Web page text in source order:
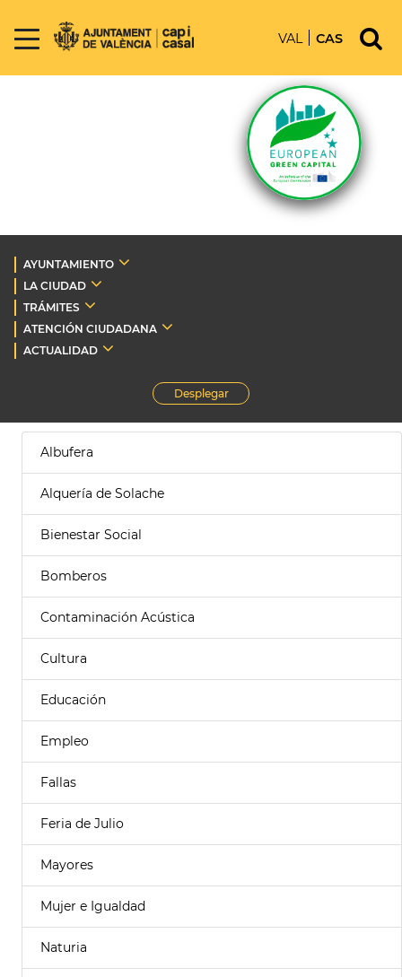
VAL CAS
AYUNTAMIENTO
LA CIUDAD
TRÁMITES
ATENCIÓN CIUDADANA
ACTUALIDAD
Desplegar
Albufera
Alquería de Solache
Bienestar Social
Bomberos
Contaminación Acústica
Cultura
Educación
Empleo
Fallas
Feria de Julio
Mayores
Mujer e Igualdad
Naturia